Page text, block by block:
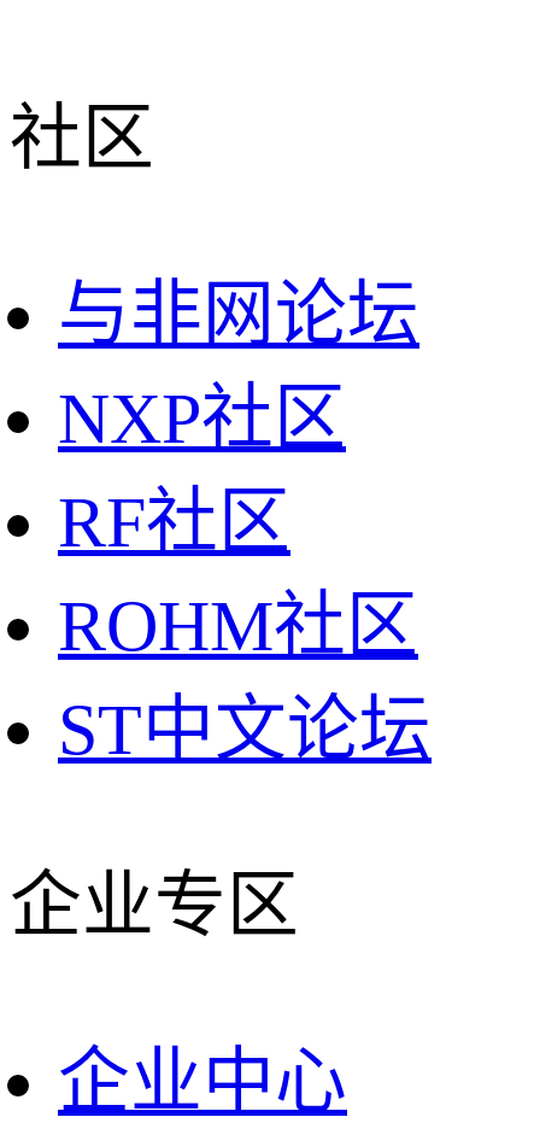
社区
与非网论坛
NXP社区
RF社区
ROHM社区
ST中文论坛
企业专区
企业中心